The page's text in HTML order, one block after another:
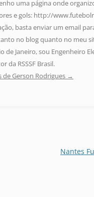
uma página onde
e gols: http://
basta enviar um email
no blog quanto no meu
de Janeiro, sou Engenheiro
da RSSSF Brasil.
Gerson Rodrigues →
Nantes